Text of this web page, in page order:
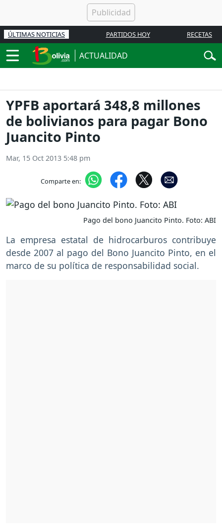
ÚLTIMAS NOTICIAS PARTIDOS HOY RECETAS
ACTUALIDAD
YPFB aportará 348,8 millones
de bolivianos para pagar Bono
Juancito Pinto
Mar, 15 Oct 2013 5:48 pm
Comparte en:
Pago del bono Juancito Pinto. Foto: ABI
La empresa estatal de hidrocarburos contribuye
desde 2007 al pago del Bono Juancito Pinto, en el
marco de su política de responsabilidad social.